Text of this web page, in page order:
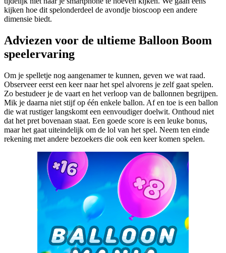
kijken hoe dit spelonderdeel de avondje bioscoop een andere
dimensie biedt.
Adviezen voor de ultieme Balloon Boom
speelervaring
Om je spelletje nog aangenamer te kunnen, geven we wat raad.
Observeer eerst een keer naar het spel alvorens je zelf gaat spelen.
Zo bestudeer je de vaart en het verloop van de ballonnen begrijpen.
Mik je daarna niet stijf op één enkele ballon. Af en toe is een ballon
die wat rustiger langskomt een eenvoudiger doelwit. Onthoud niet
dat het pret bovenaan staat. Een goede score is een leuke bonus,
maar het gaat uiteindelijk om de lol van het spel. Neem ten einde
rekening met andere bezoekers die ook een keer komen spelen.